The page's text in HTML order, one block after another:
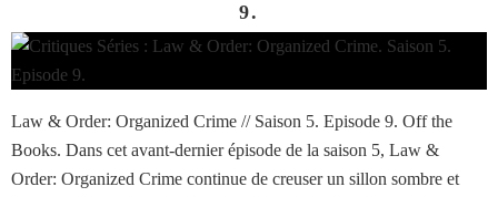
9.
Law & Order: Organized Crime // Saison 5. Episode 9. Off the
Books. Dans cet avant-dernier épisode de la saison 5, Law &
Order: Organized Crime continue de creuser un sillon sombre et